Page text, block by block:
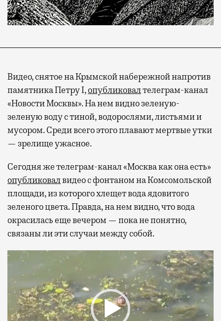
Видео, снятое на Крымской набережной напротив
памятника Петру I,опубликовалтелеграм-канал
«Новости Москвы». На нем видно зеленую-
зеленую воду с тиной, водорослями, листьями и
мусором. Среди всего этого плавают мертвые утки
— зрелище ужасное.
Сегодня же телеграм-канал «Москва как она есть»
опубликовалвидео с фонтаном на Комсомольской
площади, из которого хлещет вода ядовитого
зеленого цвета. Правда, на нем видно, что вода
окрасилась еще вечером — пока не понятно,
связаны ли эти случаи между собой.
Видеоплеер